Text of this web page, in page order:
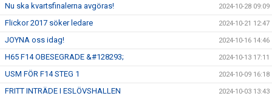
Nu ska kvartsfinalerna avgöras! 2024-10-28 09:09
Flickor 2017 söker ledare 2024-10-21 12:47
JOYNA oss idag! 2024-10-16 14:46
H65 F14 OBESEGRADE &#128293; 2024-10-13 17:11
USM FÖR F14 STEG 1 2024-10-09 16:18
FRITT INTRÄDE I ESLÖVSHALLEN 2024-10-03 13:43